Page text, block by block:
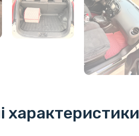
характеристики